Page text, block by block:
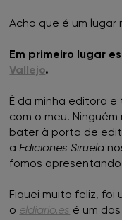
Acho que é um lugar
Em primeiro lugar
Vallejo.
É da minha editora
com o meu.
bater à porta de
aEdiciones Siruela
fomos
Fiquei muito feliz, foi
o eldiario.es é um